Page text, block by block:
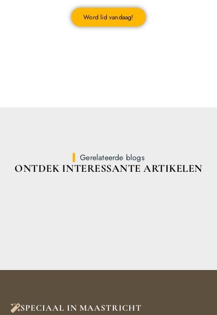
Word lid vandaag!
Gerelateerde blogs
ONTDEK INTERESSANTE ARTIKELEN
SPECIAAL IN MAASTRICHT